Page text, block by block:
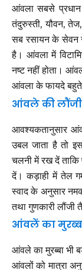
आंवला सबसे प्रधान
तंदुरुस्ती, यौवन,
सब रसायन के सेवन
है। आंवला में
नष्ट नहीं होता।
आंवला के फायदे
आंवले की लौंजी
आवश्यकतानुसार
उबल जाता है तो
चलनी में रख दें
दें। कड़ाही में तेल
स्वाद के अनुसार
तथा गुणकारी लौंजी
आंवलें का
आंवले का मुरब्बा भी
आंवलों को मात्रा